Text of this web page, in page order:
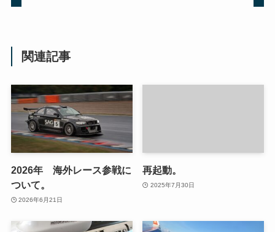
関連記事
2026年 海外レース参戦に
ついて。
2026年6月21日
再起動。
2025年7月30日